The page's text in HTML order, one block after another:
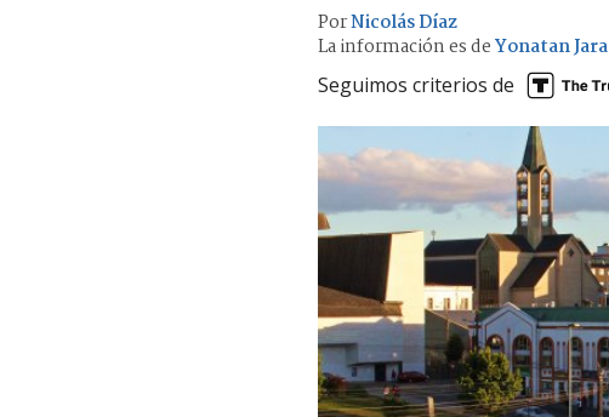
PorNicolás Díaz
La información es deYonatan Jara
Seguimos criterios de